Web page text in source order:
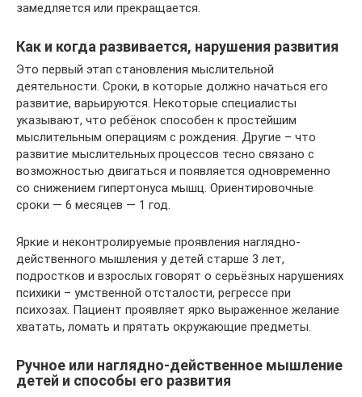
замедляется или прекращается.
Как и когда развивается, нарушения развития
Это первый этап становления мыслительной
деятельности. Сроки, в которые должно начаться его
развитие, варьируются. Некоторые специалисты
указывают, что ребёнок способен к простейшим
мыслительным операциям с рождения. Другие – что
развитие мыслительных процессов тесно связано с
возможностью двигаться и появляется одновременно
со снижением гипертонуса мышц. Ориентировочные
сроки — 6 месяцев — 1 год.
Яркие и неконтролируемые проявления наглядно-
действенного мышления у детей старше 3 лет,
подростков и взрослых говорят о серьёзных нарушениях
психики – умственной отсталости, регрессе при
психозах. Пациент проявляет ярко выраженное желание
хватать, ломать и прятать окружающие предметы.
Ручное или наглядно-действенное мышление
детей и способы его развития